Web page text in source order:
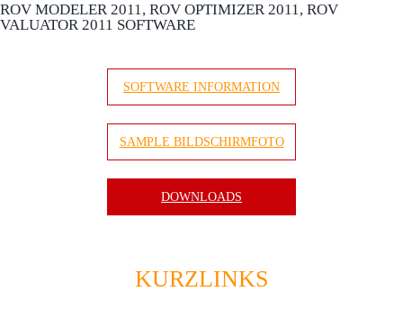
ROV MODELER 2011, ROV OPTIMIZER 2011, ROV
VALUATOR 2011 SOFTWARE
SOFTWARE INFORMATION
SAMPLE BILDSCHIRMFOTO
DOWNLOADS
KURZLINKS